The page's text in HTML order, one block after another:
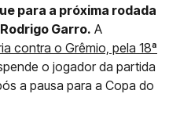
para a próxima rodada
Garro. A
contra o Grêmio, pela 18ª
o jogador da partida
a pausa para a Copa do